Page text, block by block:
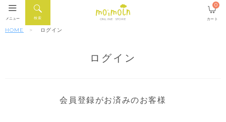
ONLINE STORE
検索
メニュー カート
0
HOME ログイン
ログイン
会員登録がお済みのお客様